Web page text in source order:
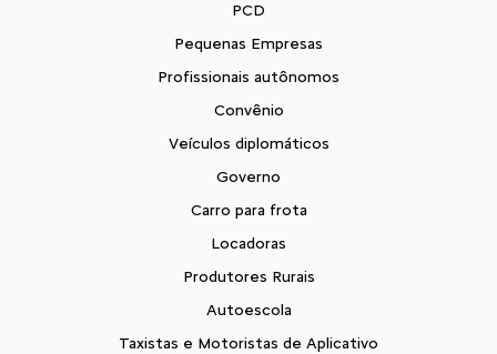
PCD
Pequenas Empresas
Profissionais autônomos
Convênio
Veículos diplomáticos
Governo
Carro para frota
Locadoras
Produtores Rurais
Autoescola
Taxistas e Motoristas de Aplicativo